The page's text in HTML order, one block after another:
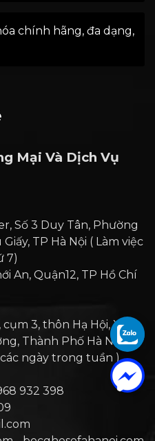
chính hãng, đa dạng,
Mại Và Dịch Vụ
Số 3 Duy Tân, Phường
TP Hà Nội ( Làm việc
7)
An, Quận12, TP Hồ Chí
3, thôn Hạ Hội, Xã
Thành Phố Hà Nội,
ngày trong tuần )
932 398